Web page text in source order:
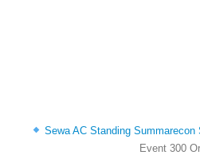
Sewa AC Standing
Event 300